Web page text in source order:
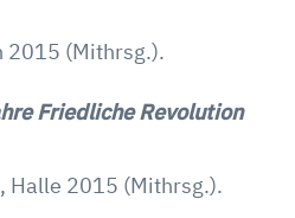
2015 (Mithrsg.).
Friedliche Revolution
Halle 2015 (Mithrsg.).